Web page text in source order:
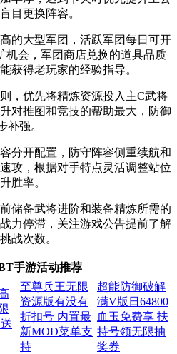
目更换阵容。
的大型军团，活跃军团每日可开
机会，军团商店兑换的道具品质
获得老玩家的经验指导。
，优先将精炼资源投入主C武将
对推图和竞技的帮助最大，防御
补强。
分开配置，防守阵容侧重续航和
攻，根据对手特点灵活调整站位
胜率。
储备武将进阶和装备精炼所需的
力停滞，关注游戏公告提前了解
战次数。
手游活动推荐
至尊兵王无限
资源版有没有
折扣号 内置最
新MOD菜单支
持
超能防御破解
满V版日64800
血玉免费享 扶
持号领无限抽
奖券